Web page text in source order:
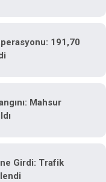
191,70
Mahsur
Girdi: Trafik